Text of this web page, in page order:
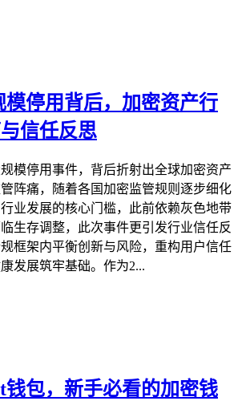
停用背后，加密资产行
信任反思
模停用事件，背后折射出全球加密资产
阵痛，随着各国加密监管规则逐步细化
业发展的核心门槛，此前依赖灰色地带
生存调整，此次事件更引发行业信任反
框架内平衡创新与风险，重构用户信任
发展筑牢基础。作为2...
钱包，新手必看的加密钱